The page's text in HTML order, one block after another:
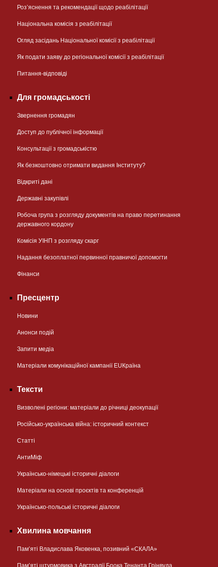
Розʼяснення та рекомендації щодо реабілітації
Національна комісія з реабілітації
Огляд засідань Національної комісії з реабілітації
Як подати заяву до регіональної комісії з реабілітації
Питання-відповіді
Для громадськості
Звернення громадян
Доступ до публічної інформації
Консультації з громадськістю
Як безкоштовно отримати видання Інституту?
Відкриті дані
Державні закупівлі
Робоча група з розгляду документів на право перетинання
державного кордону
Комісія УІНП з розгляду скарг
Надання безоплатної первинної правничої допомогти
Фінанси
Пресцентр
Новини
Анонси подій
Запити медіа
Матеріали комунікаційної кампанії EUКраїна
Тексти
Визволені регіони: матеріали до річниці деокупації
Російсько-українська війна: історичний контекст
Статті
АнтиМіф
Українсько-німецькі історичні діалоги
Матеріали на основі проєктів та конференцій
Українсько-польські історичні діалоги
Хвилина мовчання
Пам’яті Владислава Яковенка, позивний «СКАЛА»
Пам’яті штурмовика з Австралії Брока Тенанта Грінвуда